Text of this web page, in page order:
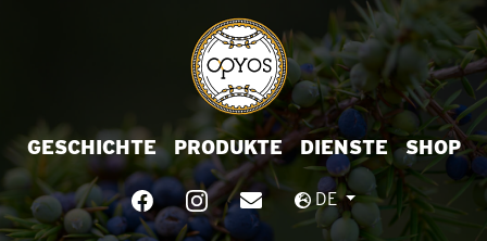
GESCHICHTE PRODUKTE DIENSTE SHOP
DE